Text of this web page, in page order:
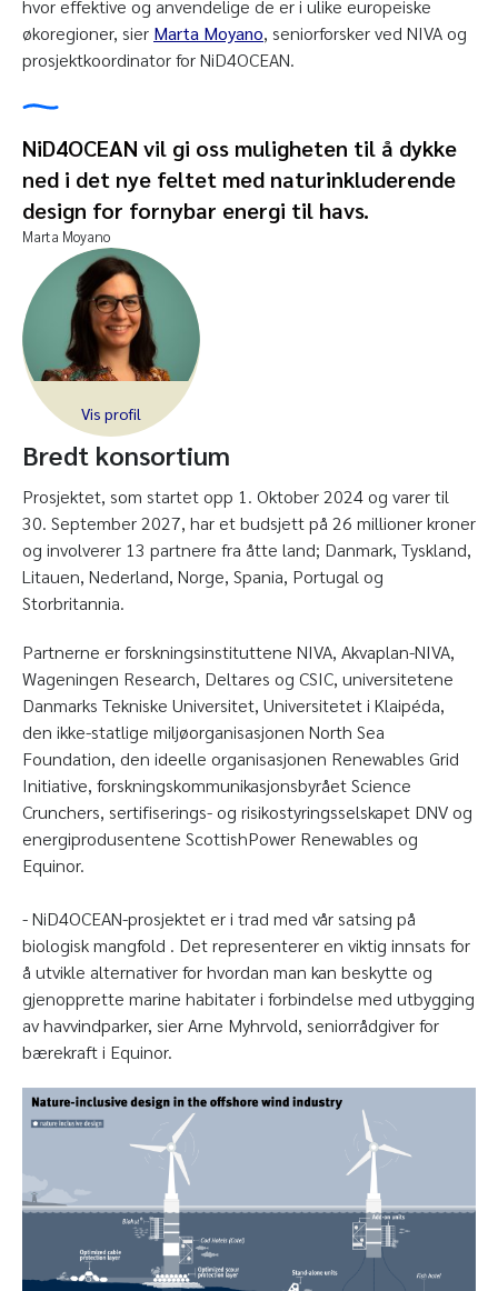
hvor effektive og anvendelige de er i ulike europeiske
økoregioner, sier Marta Moyano, seniorforsker ved NIVA og
prosjektkoordinator for NiD4OCEAN.
NiD4OCEAN vil gi oss muligheten til å dykke
ned i det nye feltet med naturinkluderende
design for fornybar energi til havs.
Marta Moyano
Bredt konsortium
Prosjektet, som startet opp 1. Oktober 2024 og varer til
30. September 2027, har et budsjett på 26 millioner kroner
og involverer 13 partnere fra åtte land; Danmark, Tyskland,
Litauen, Nederland, Norge, Spania, Portugal og
Storbritannia.
Partnerne er forskningsinstituttene NIVA, Akvaplan-NIVA,
Wageningen Research, Deltares og CSIC, universitetene
Danmarks Tekniske Universitet, Universitetet i Klaipéda,
den ikke-statlige miljøorganisasjonen North Sea
Foundation, den ideelle organisasjonen Renewables Grid
Initiative, forskningskommunikasjonsbyrået Science
Crunchers, sertifiserings- og risikostyringsselskapet DNV og
energiprodusentene ScottishPower Renewables og
Equinor.
- NiD4OCEAN-prosjektet er i trad med vår satsing på
biologisk mangfold . Det representerer en viktig innsats for
å utvikle alternativer for hvordan man kan beskytte og
gjenopprette marine habitater i forbindelse med utbygging
av havvindparker, sier Arne Myhrvold, seniorrådgiver for
bærekraft i Equinor.